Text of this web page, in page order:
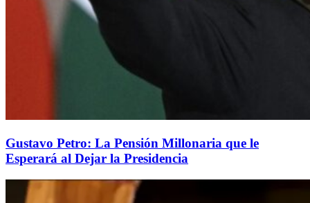
Gustavo Petro: La Pensión Millonaria que le
Esperará al Dejar la Presidencia